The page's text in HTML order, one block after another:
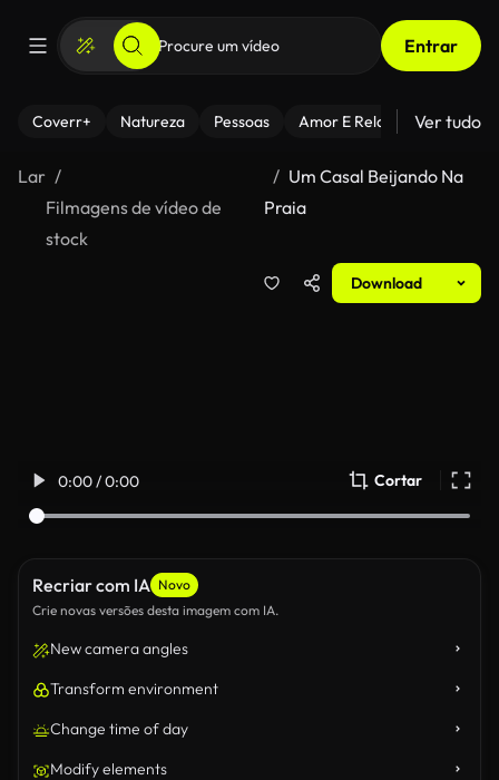
Entrar
Coverr+ Natureza Pessoas Amor E Relacionamentos
Ver tudo
Lar
Filmagens de vídeo de
stock
Um Casal Beijando Na
Praia
Download
0:00 / 0:00 Cortar
Recriar com IA Novo
Crie novas versões desta imagem com IA.
New camera angles
Transform environment
Change time of day
Modify elements